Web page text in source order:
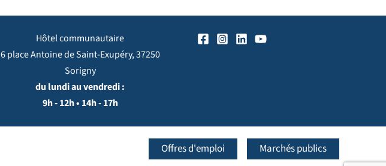
Hôtel communautaire
6 place Antoine de Saint-Exupéry, 37250
Sorigny
du lundi au vendredi :
9h - 12h • 14h - 17h
Offres d'emploi Marchés publics